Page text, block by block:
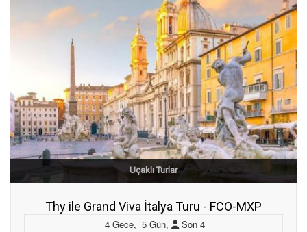
Uçaklı Turlar
Thy ile Grand Viva İtalya Turu - FCO-MXP
4 Gece, 5 Gün, Son 4